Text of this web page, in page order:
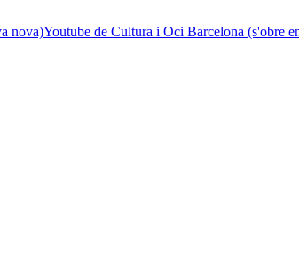
nova)Youtube de Cultura i Oci Barcelona (s'obre